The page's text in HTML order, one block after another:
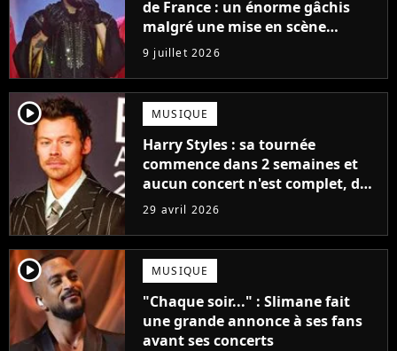
de France : un énorme gâchis
malgré une mise en scène
colossale
9 juillet 2026
player2 MUSIQUE
Harry Styles : sa tournée
commence dans 2 semaines et
aucun concert n'est complet, des
milliers de places disponibles
29 avril 2026
player2 MUSIQUE
"Chaque soir..." : Slimane fait
une grande annonce à ses fans
avant ses concerts